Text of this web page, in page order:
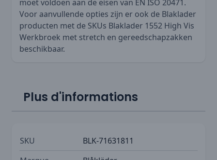
moet voldoen aan de eisen van EN ISO 20471.
Voor aanvullende opties zijn er ook de Blaklader
producten met de SKUs Blaklader 1552 High Vis
Werkbroek met stretch en gereedschapzakken
beschikbaar.
Plus d'informations
SKU
BLK-71631811